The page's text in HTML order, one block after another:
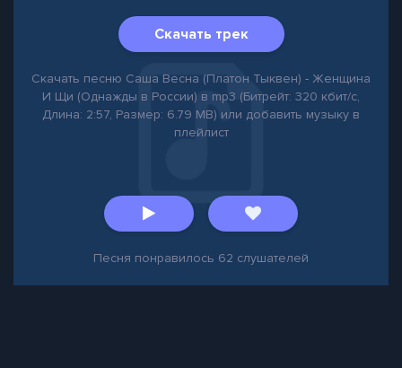
Скачать трек
Скачать песню Саша Весна (Платон Тыквен) - Женщина
И Щи (Однажды в России) в mp3 (Битрейт: 320 кбит/с,
Длина: 2:57, Размер: 6.79 MB) или добавить музыку в
плейлист
Песня понравилось 62 слушателей